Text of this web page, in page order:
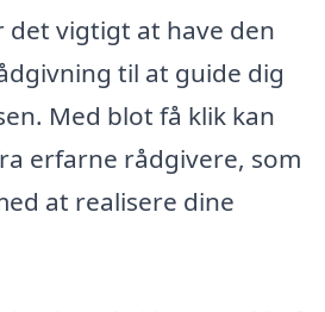
det vigtigt at have den
til at guide dig
Med blot få klik kan
erfarne rådgivere, som
at realisere dine